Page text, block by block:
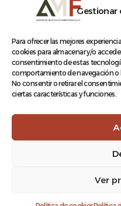
Gestionar
Para ofrecer las mejores
cookies para almacenar y/o
consentimiento de estas
comportamiento de navegación o
No consentir o retirar el
ciertas características y funciones.
Ver
Manuel María